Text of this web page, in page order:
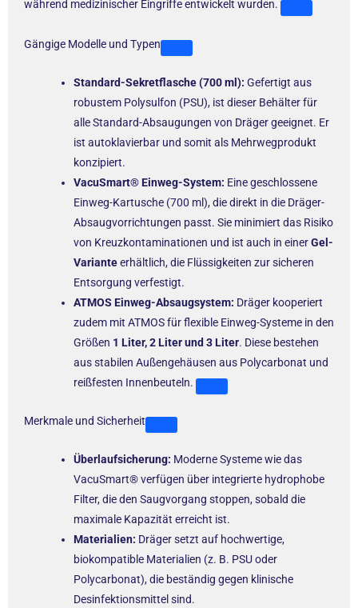
während medizinischer Eingriffe entwickelt wurden.
Gängige Modelle und Typen
Standard-Sekretflasche (700 ml): Gefertigt aus
robustem Polysulfon (PSU), ist dieser Behälter für
alle Standard-Absaugungen von Dräger geeignet. Er
ist autoklavierbar und somit als Mehrwegprodukt
konzipiert.
VacuSmart® Einweg-System: Eine geschlossene
Einweg-Kartusche (700 ml), die direkt in die Dräger-
Absaugvorrichtungen passt. Sie minimiert das Risiko
von Kreuzkontaminationen und ist auch in einerGel-
Varianteerhältlich, die Flüssigkeiten zur sicheren
Entsorgung verfestigt.
ATMOS Einweg-Absaugsystem: Dräger kooperiert
zudem mit ATMOS für flexible Einweg-Systeme in den
Größen 1 Liter, 2 Liter und 3 Liter. Diese bestehen
aus stabilen Außengehäusen aus Polycarbonat und
reißfesten Innenbeuteln.
Merkmale und Sicherheit
Überlaufsicherung: Moderne Systeme wie das
VacuSmart® verfügen über integrierte hydrophobe
Filter, die den Saugvorgang stoppen, sobald die
maximale Kapazität erreicht ist.
Materialien: Dräger setzt auf hochwertige,
biokompatible Materialien (z. B. PSU oder
Polycarbonat), die beständig gegen klinische
Desinfektionsmittel sind.